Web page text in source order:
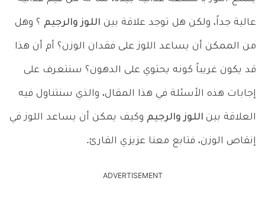
عالية جداً، ولكن هل توجد علاقة بين اللوز والرجيم ؟ وهل
من الممكن أن يساعد اللوز على فقدان الوزن؟ أم أن هذا
قد يكون غريباً كونه يحتوي على الدهون؟ سنتعرف على
إجابات هذه الأسئلة في هذا المقال، والذي سنتناول فيه
العلاقة بين اللوز والرجيم وكيف يمكن أن يساعد اللوز في
إنقاص الوزن، فتابع معنا عزيزي القارئ.
ADVERTISEMENT